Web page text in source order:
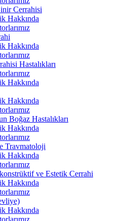
Cerrahisi
Hakkında
Hakkında
Hastalıkları
Hakkında
Hakkında
Boğaz Hastalıkları
Hakkında
Travmatoloji
Hakkında
ve Estetik Cerrahi
Hakkında
Hakkında